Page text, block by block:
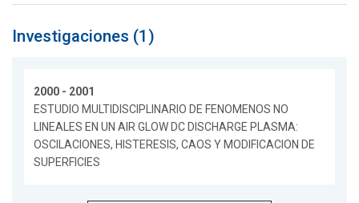
Investigaciones (1)
2000 - 2001
ESTUDIO MULTIDISCIPLINARIO DE FENOMENOS NO
LINEALES EN UN AIR GLOW DC DISCHARGE PLASMA:
OSCILACIONES, HISTERESIS, CAOS Y MODIFICACION DE
SUPERFICIES